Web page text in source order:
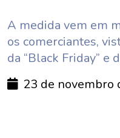
A medida vem em
os comerciantes,
da “Black Friday” e
23 de novembro